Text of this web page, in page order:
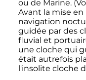
ou de Marine.
Avant la mise en
navigation
guidée par des
fluvial et
une cloche qui
était autrefois
l'insolite cloche